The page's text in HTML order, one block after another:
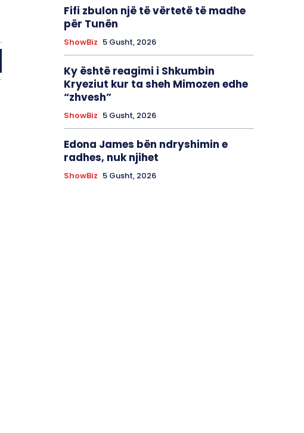
Fifi zbulon një të vërtetë të madhe
për Tunën
ShowBiz 5 Gusht, 2026
Ky është reagimi i Shkumbin
Kryeziut kur ta sheh Mimozen edhe
“zhvesh”
ShowBiz 5 Gusht, 2026
Edona James bën ndryshimin e
radhes, nuk njihet
ShowBiz 5 Gusht, 2026